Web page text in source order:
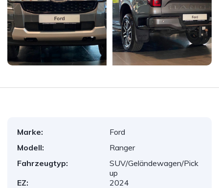
Marke:
Ford
Modell:
Ranger
Fahrzeugtyp:
SUV/Geländewagen/Pick
up
EZ:
2024